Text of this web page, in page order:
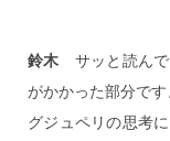
鈴木 サッと読ん
がかかった部分で
グジュペリの思考